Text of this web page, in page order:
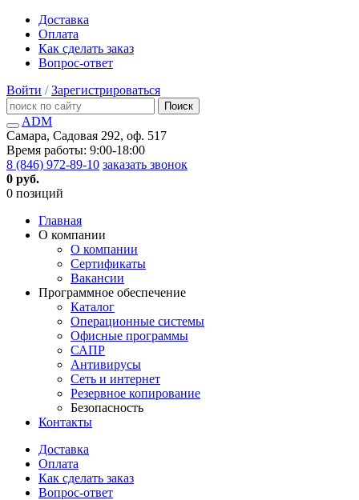
Доставка
Оплата
Как сделать заказ
Вопрос-ответ
Войти / Зарегистрироваться
Поиск
ADM
Самара, Садовая 292, оф. 517
Время работы: 9:00-18:00
8 (846) 972-89-10 заказать звонок
0 руб.
0 позиций
Главная
О компании
О компании
Сертификаты
Вакансии
Программное обеспечение
Каталог
Операционные системы
Офисные программы
САПР
Антивирусы
Сеть и интернет
Резервное копирование
Безопасность
Контакты
Доставка
Оплата
Как сделать заказ
Вопрос-ответ